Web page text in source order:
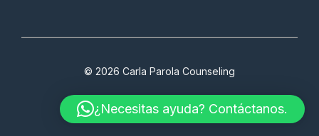
© 2026 Carla Parola Counseling
Terms & Conditions Faq Therapy
¿Necesitas ayuda? Contáctanos.